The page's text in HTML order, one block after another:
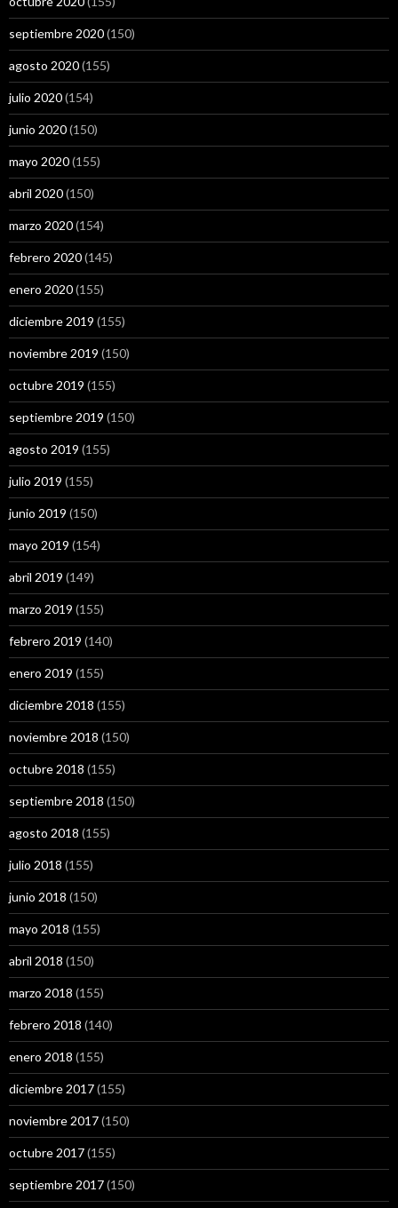
septiembre 2020(150)
agosto 2020(155)
julio 2020(154)
junio 2020(150)
mayo 2020(155)
abril 2020(150)
marzo 2020(154)
febrero 2020(145)
enero 2020(155)
diciembre 2019 (155)
noviembre 2019 (150)
octubre 2019 (155)
septiembre 2019 (150)
agosto 2019 (155)
julio 2019 (155)
junio 2019 (150)
mayo 2019 (154)
abril 2019 (149)
marzo 2019 (155)
febrero 2019 (140)
enero 2019 (155)
diciembre 2018 (155)
noviembre 2018 (150)
octubre 2018 (155)
septiembre 2018 (150)
agosto 2018 (155)
julio 2018 (155)
junio 2018 (150)
mayo 2018 (155)
abril 2018 (150)
marzo 2018 (155)
febrero 2018 (140)
enero 2018 (155)
diciembre 2017(155)
noviembre 2017(150)
octubre 2017(155)
septiembre 2017(150)